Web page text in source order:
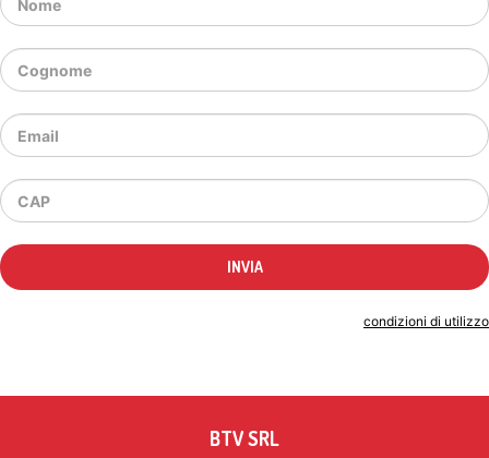
condizioni di utilizzo
BTV SRL